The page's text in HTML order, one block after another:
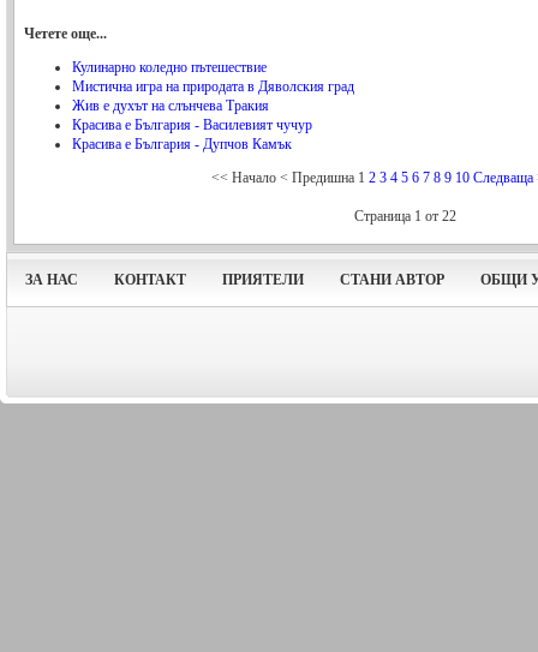
Четете още...
Кулинарно коледно пътешествие
Мистична игра на природата в Дяволския град
Жив е духът на слънчева Тракия
Красива е България - Василевият чучур
Красива е България - Дупчов Камък
<< Начало < Предишна 1 2 3 4 5 6 7 8 9 10 Следваща
Страница 1 от 22
ЗА НАС КОНТАКТ ПРИЯТЕЛИ СТАНИ АВТОР ОБЩИ